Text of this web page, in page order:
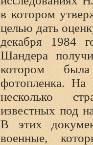
в котором
целью дать
декабря 1984
Шандера
котором была
фотопленка. На
несколько
известных под
В этих
военные,